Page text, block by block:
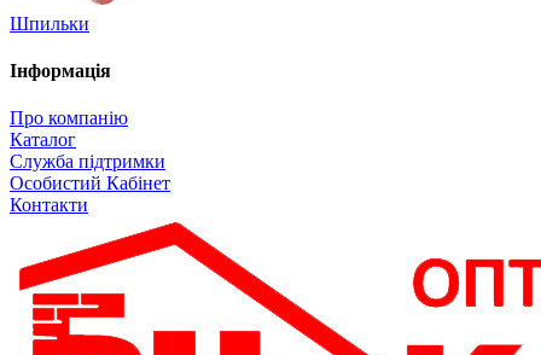
Шпильки
Інформація
Про компанію
Каталог
Служба підтримки
Особистий Кабінет
Контакти